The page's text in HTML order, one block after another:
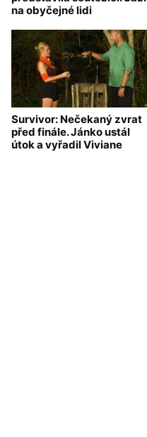
na obyčejné lidi
Survivor: Nečekaný zvrat
před finále. Jánko ustál
útok a vyřadil Viviane